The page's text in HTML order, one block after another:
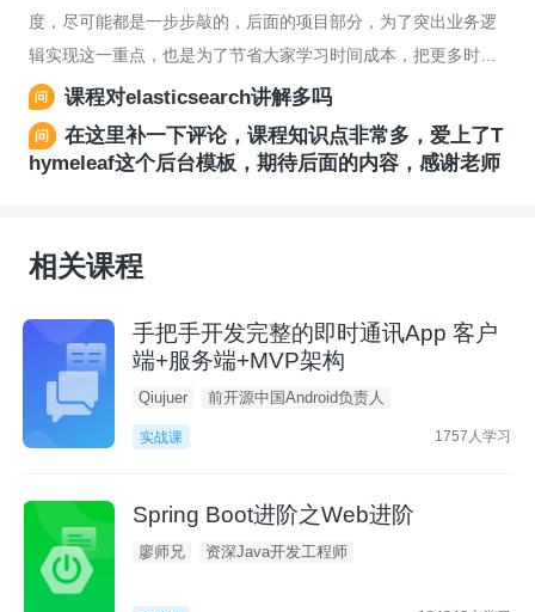
度，尽可能都是一步步敲的，后面的项目部分，为了突出业务逻
辑实现这一重点，也是为了节省大家学习时间成本，把更多时间
花在有用的地方。主要代码都是手把手敲的，个别简单的或者，
和之前代码类似的，老师提前准备好。祝亲学习愉快！
课程对elasticsearch讲解多吗
在这里补一下评论，课程知识点非常多，爱上了T
hymeleaf这个后台模板，期待后面的内容，感谢老师
相关课程
手把手开发完整的即时通讯App 客户
端+服务端+MVP架构
Qiujuer 前开源中国Android负责人
实战课 1757人学习
Spring Boot进阶之Web进阶
廖师兄 资深Java开发工程师